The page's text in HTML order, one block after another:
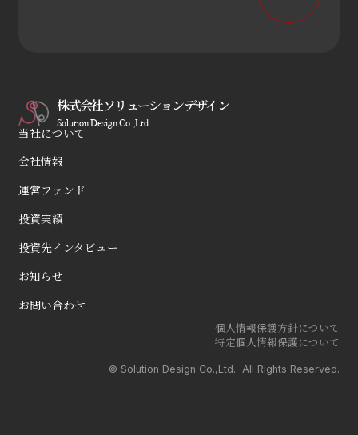
株式会社ソリューションデザイン
Solution Design Co.,Ltd.
当社について
会社情報
運営ファンド
投資実績
投資先インタビュー
お知らせ
お問い合わせ
個人情報保護方針について
特定個人情報保護について
© Solution Design Co.,Ltd. All Rights Reserved.